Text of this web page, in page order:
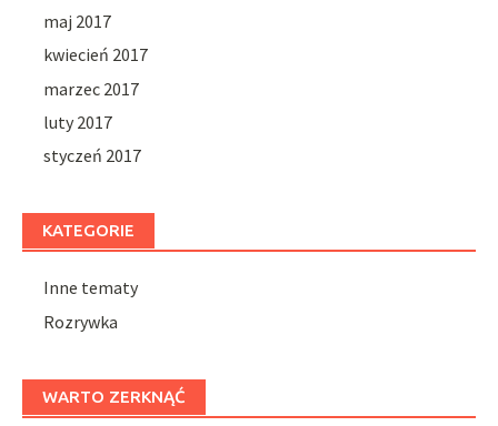
maj 2017
kwiecień 2017
marzec 2017
luty 2017
styczeń 2017
KATEGORIE
Inne tematy
Rozrywka
WARTO ZERKNĄĆ